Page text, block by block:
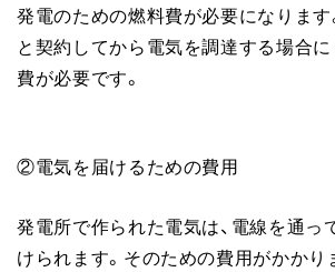
発電のための燃料費が必要になりま
と契約してから電気を調達する場合に
費が必要です。
②電気を届けるための費用
発電所で作られた電気は、電線を通っ
けられます。そのための費用がかかり